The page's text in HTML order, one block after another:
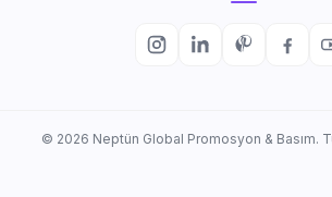
© 2026 Neptün Global Promosyon & Basım.